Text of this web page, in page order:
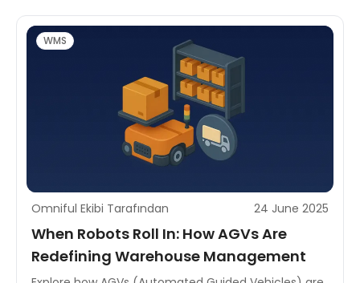
WMS
Omniful Ekibi Tarafından 24 June 2025
When Robots Roll In: How AGVs Are
Redefining Warehouse Management